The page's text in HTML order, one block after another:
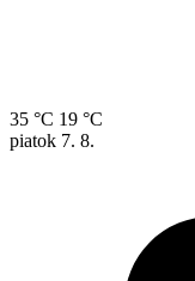
35 °C 19 °C
piatok 7. 8.